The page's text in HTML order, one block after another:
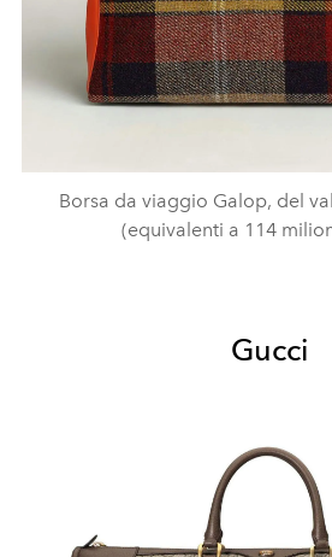
Borsa da viaggio Galop, del
(equivalenti a 114
Gucci